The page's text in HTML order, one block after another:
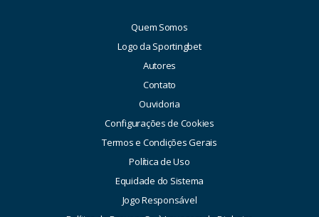
Quem Somos
Logo da Sportingbet
Autores
Contato
Ouvidoria
Configurações de Cookies
Termos e Condições Gerais
Política de Uso
Equidade do Sistema
Jogo Responsável